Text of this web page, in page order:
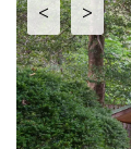
< >